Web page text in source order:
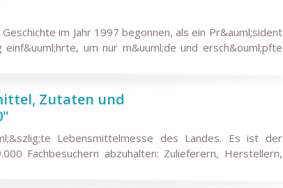
im Jahr 1997 begonnen, als ein Pr&auml;sident
um nur m&uuml;de und ersch&ouml;pfte
Zutaten und
Lebensmittelmesse des Landes. Es ist der
Fachbesuchern abzuhalten: Zulieferern, Herstellern,